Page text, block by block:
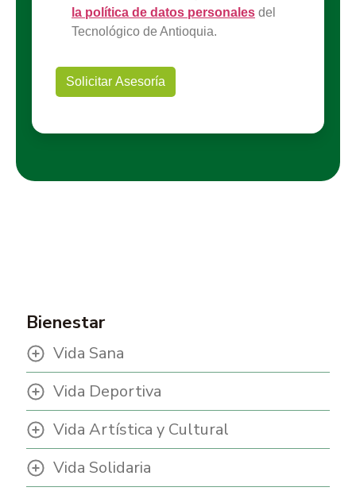
Bienestar
Vida Sana
Vida Deportiva
Vida Artística y Cultural
Vida Solidaria